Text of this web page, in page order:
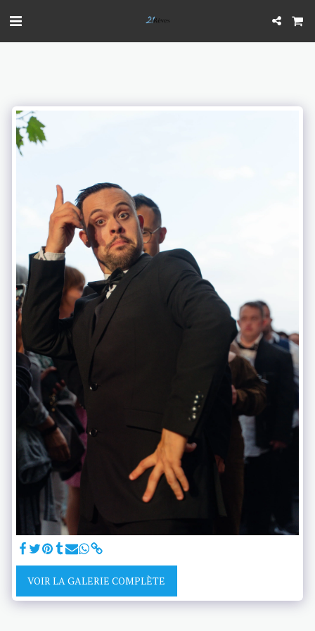
VOIR LA GALERIE COMPLÈTE